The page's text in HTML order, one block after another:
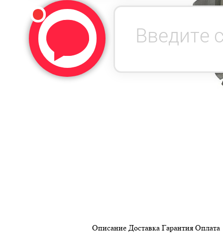
Описание Доставка Гарантия Оплата